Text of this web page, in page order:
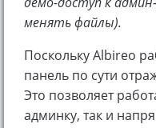
менять файлы).
Поскольку Albireo
панель по сути
Это позволяет
админку, так и